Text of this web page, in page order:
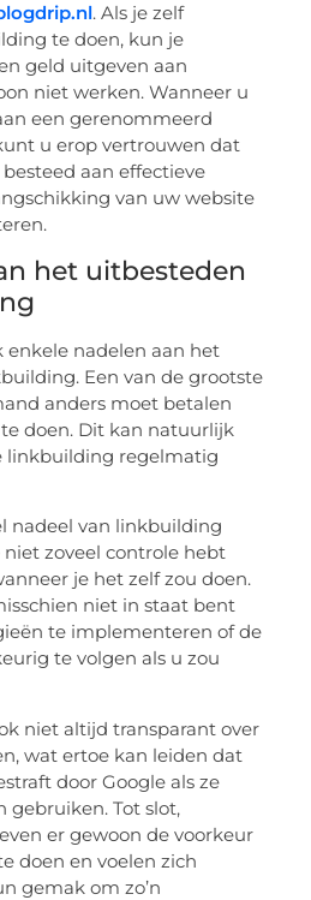
. Als je zelf
te doen, kun je
geld uitgeven aan
niet werken. Wanneer u
een gerenommeerd
u erop vertrouwen dat
aan effectieve
van uw website
het uitbesteden
nadelen aan het
Een van de grootste
anders moet betalen
doen. Dit kan natuurlijk
linkbuilding regelmatig
nadeel van linkbuilding
zoveel controle hebt
je het zelf zou doen.
niet in staat bent
te implementeren of de
te volgen als u zou
niet altijd transparant over
wat ertoe kan leiden dat
door Google als ze
gebruiken. Tot slot,
er gewoon de voorkeur
doen en voelen zich
gemak om zo’n